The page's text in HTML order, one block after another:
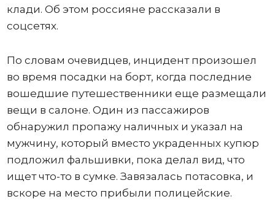
клади. Об этом россияне рассказали в
соцсетях.
По словам очевидцев, инцидент произошел
во время посадки на борт, когда последние
вошедшие путешественники еще размещали
вещи в салоне. Один из пассажиров
обнаружил пропажу наличных и указал на
мужчину, который вместо украденных купюр
подложил фальшивки, пока делал вид, что
ищет что-то в сумке. Завязалась потасовка, и
вскоре на место прибыли полицейские.